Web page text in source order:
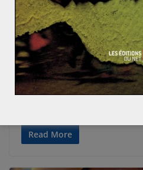
MONDIALISATION ET ENJEUX
Gabrielle FRANCK 4 janvier 2023
Brésil : un retour en
Mastodonte régional, le Brésil
absent des négociations
Read More